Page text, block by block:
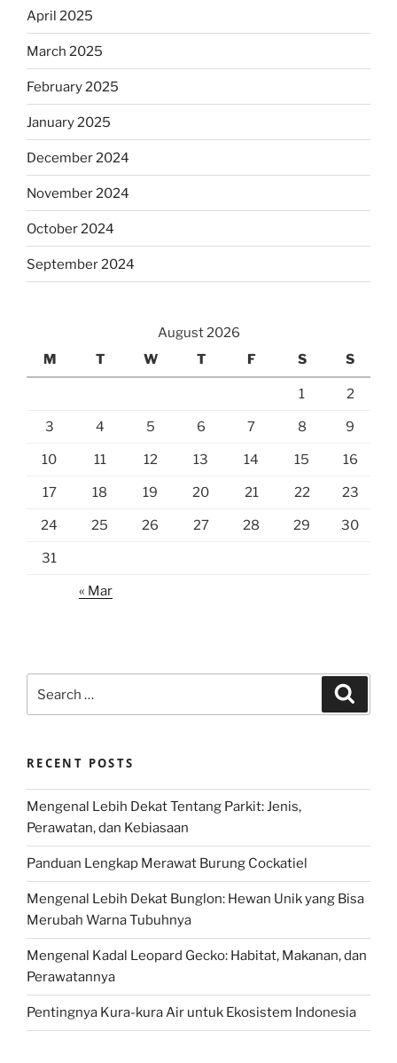
April 2025
March 2025
February 2025
January 2025
December 2024
November 2024
October 2024
September 2024
August 2026
M
T W T F S S
1 2
3 4 5 6 7 8 9
10 11 12 13 14 15 16
17 18 19 20 21 22 23
24 25 26 27 28 29 30
31
« Mar
for:
RECENT POSTS
Mengenal Lebih Dekat Tentang Parkit: Jenis,
Perawatan, dan Kebiasaan
Panduan Lengkap Merawat Burung Cockatiel
Mengenal Lebih Dekat Bunglon: Hewan Unik yang Bisa
Merubah Warna Tubuhnya
Mengenal Kadal Leopard Gecko: Habitat, Makanan, dan
Perawatannya
Pentingnya Kura-kura Air untuk Ekosistem Indonesia